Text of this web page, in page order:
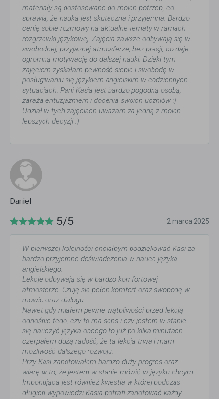
materiały są dostosowane do moich potrzeb, co
sprawia, że nauka jest skuteczna i przyjemna. Bardzo
cenię sobie rozmowy na aktualne tematy w ramach
rozgrzewki językowej. Zajęcia zawsze odbywają się w
swobodnej, przyjaznej atmosferze, bez presji, co daje
ogromną motywację do dalszej nauki. Dzięki tym
zajęciom zyskałam pewność siebie i swobodę w
posługiwaniu się językiem angielskim w codziennych
sytuacjach. Pani Kasia jest bardzo pogodną osobą,
zaraża entuzjazmem i docenia swoich uczniów :)
Udział w tych zajęciach uważam za jedną z moich
lepszych decyzji :)
Daniel
5/5 2 marca 2025
W pierwszej kolejności chciałbym podziękować Kasi za
bardzo przyjemne doświadczenia w nauce języka
angielskiego.
Lekcje odbywają się w bardzo komfortowej
atmosferze. Czuję się pełen komfort oraz swobodę w
mowie oraz dialogu.
Nawet gdy miałem pewne wątpliwości przed lekcją
odnośnie tego, czy to ma sens i czy jestem w stanie
się nauczyć języka obcego to już po kilka minutach
czerpałem dużą radość, że ta lekcja trwa i mam
możliwość dalszego rozwoju.
Przy Kasi zanotowałem bardzo duży progres oraz
wiarę w to, że jestem w stanie mówić w języku obcym.
Imponująca jest również kwestia w której podczas
długich wypowiedzi Kasia potrafi zanotować każdy